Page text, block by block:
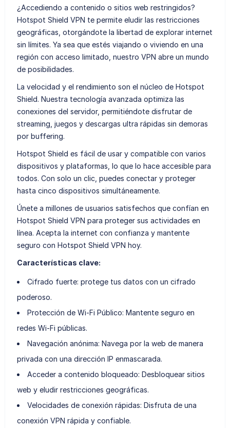
¿Accediendo a contenido o sitios web restringidos?
Hotspot Shield VPN te permite eludir las restricciones
geográficas, otorgándote la libertad de explorar internet
sin límites. Ya sea que estés viajando o viviendo en una
región con acceso limitado, nuestro VPN abre un mundo
de posibilidades.
La velocidad y el rendimiento son el núcleo de Hotspot
Shield. Nuestra tecnología avanzada optimiza las
conexiones del servidor, permitiéndote disfrutar de
streaming, juegos y descargas ultra rápidas sin demoras
por buffering.
Hotspot Shield es fácil de usar y compatible con varios
dispositivos y plataformas, lo que lo hace accesible para
todos. Con solo un clic, puedes conectar y proteger
hasta cinco dispositivos simultáneamente.
Únete a millones de usuarios satisfechos que confían en
Hotspot Shield VPN para proteger sus actividades en
línea. Acepta la internet con confianza y mantente
seguro con Hotspot Shield VPN hoy.
Características clave:
Cifrado fuerte: protege tus datos con un cifrado
poderoso.
Protección de Wi-Fi Público: Mantente seguro en
redes Wi-Fi públicas.
Navegación anónima: Navega por la web de manera
privada con una dirección IP enmascarada.
Acceder a contenido bloqueado: Desbloquear sitios
web y eludir restricciones geográficas.
Velocidades de conexión rápidas: Disfruta de una
conexión VPN rápida y confiable.